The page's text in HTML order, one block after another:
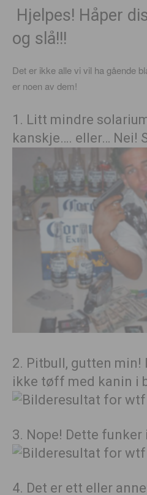
Hjelpes! Håper
og slå!!!
Det er ikke alle vi vil ha gående
er noen av dem!
1. Litt mindre
kanskje…. eller… Nei!
2. Pitbull, gutten min!
ikke tøff med kanin i
3. Nope! Dette funker
4. Det er ett eller